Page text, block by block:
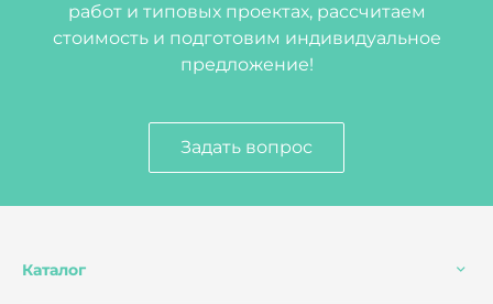
работ и типовых проектах, рассчитаем
стоимость и подготовим индивидуальное
предложение!
Задать вопрос
Каталог